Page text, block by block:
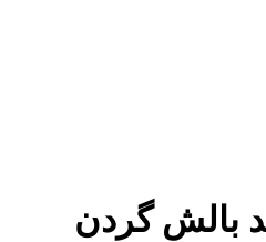
بالش گردن